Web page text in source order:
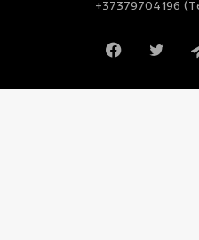
+37379704196
Facebook